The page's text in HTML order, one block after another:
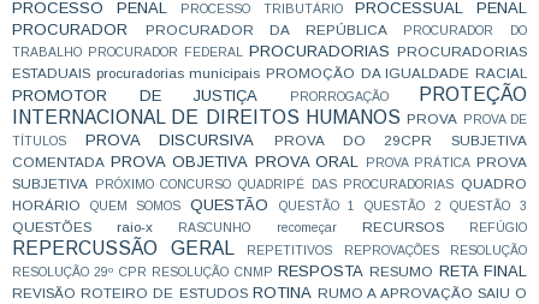
PROCESSO PENAL
PROCESSO TRIBUTÁRIO
PROCESSUAL PENAL
PROCURADOR
PROCURADOR DA REPÚBLICA
PROCURADOR DO
TRABALHO
PROCURADOR FEDERAL PROCURADORIAS PROCURADORIAS
ESTADUAIS procuradorias municipais PROMOÇÃO DA IGUALDADE RACIAL
PROMOTOR DE JUSTIÇA PRORROGAÇÃO
PROTEÇÃO
INTERNACIONAL DE DIREITOS HUMANOS PROVA
PROVA DE
TÍTULOS
PROVA DISCURSIVA
PROVA DO 29CPR SUBJETIVA
COMENTADA PROVA OBJETIVA PROVA ORAL PROVA PRÁTICA PROVA
SUBJETIVA
PRÓXIMO CONCURSO QUADRIPÉ DAS PROCURADORIAS
QUADRO
HORÁRIO
QUEM SOMOS QUESTÃO QUESTÃO 1 QUESTÃO 2 QUESTÃO 3
QUESTÕES raio-x RASCUNHO recomeçar RECURSOS REFÚGIO
REPERCUSSÃO GERAL REPETITIVOS REPROVAÇÕES
RESOLUÇÃO
RESOLUÇÃO 29º CPR
RESOLUÇÃO CNMP RESPOSTA RESUMO RETA FINAL
REVISÃO ROTEIRO DE ESTUDOS ROTINA RUMO A APROVAÇÃO SAIU O